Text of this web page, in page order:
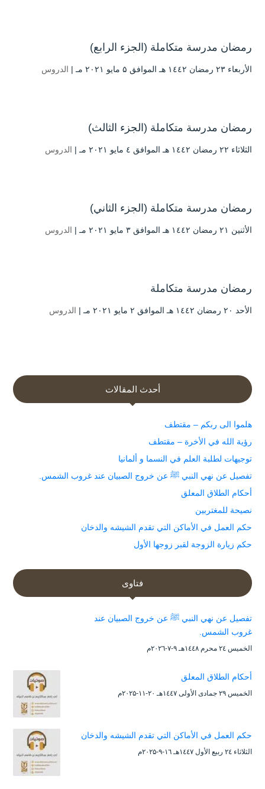
رمضان مدرسة متكاملة (الجزء الرابع)
الأربعاء ۲۳ رمضان ۱٤٤۲ هـ الموافق ۵ مايو ۲۰۲۱ مـ | الدروس
رمضان مدرسة متكاملة (الجزء الثالث)
الثلاثاء ۲۲ رمضان ۱٤٤۲ هـ الموافق ٤ مايو ۲۰۲۱ مـ | الدروس
رمضان مدرسة متكاملة (الجزء الثاني)
الأثنين ۲۱ رمضان ۱٤٤۲ هـ الموافق ۳ مايو ۲۰۲۱ مـ | الدروس
رمضان مدرسة متكاملة
الأحد ۲۰ رمضان ۱٤٤۲ هـ الموافق ۲ مايو ۲۰۲۱ مـ | الدروس
أحدث المقالات
هلموا الى ربكم – مقتطف
رؤية الله في الأخرة – مقتطف
توجيهات لطلبة العلم في النسما و ألمانيا
تفصيل عن نهي النبي ﷺ عن خروج الصبيان عند غروب الشمس.
أحكام الطلاق المعلق
نصيحة للمغتربين
حكم العمل في الأماكن التي تقدم الشيشه والدخان
حكم زيارة الزوجة لقبر زوجها الأول
فتاوى
تفصيل عن نهي النبي ﷺ عن خروج الصبيان عند
غروب الشمس.
الخميس ۲٤ محرم ۱٤٤۸هـ ۹-۷-۲۰۲٦م
أحكام الطلاق المعلق
الخميس ۲۹ جمادى الأولى ۱٤٤۷هـ ۲۰-۱۱-۲۰۲۵م
حكم العمل في الأماكن التي تقدم الشيشه والدخان
الثلاثاء ۲٤ ربيع الأول ۱٤٤۷هـ ۱٦-۹-۲۰۲۵م